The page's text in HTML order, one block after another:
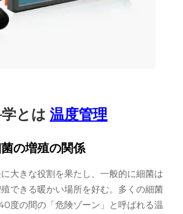
とは 温度管理
の増殖の関係
大きな役割を果たし、一般的に細菌は
できる暖かい場所を好む。多くの細菌
度の間の「危険ゾーン」と呼ばれる温